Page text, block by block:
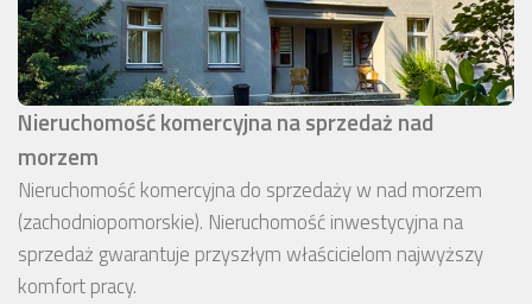
Nieruchomość komercyjna na sprzedaż nad
morzem
Nieruchomość komercyjna do sprzedaży w nad morzem
(zachodniopomorskie). Nieruchomość inwestycyjna na
sprzedaż gwarantuje przyszłym właścicielom najwyższy
komfort pracy.